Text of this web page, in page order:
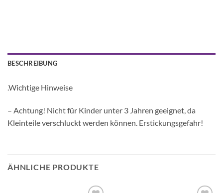
BESCHREIBUNG
.Wichtige Hinweise
– Achtung! Nicht für Kinder unter 3 Jahren geeignet, da
Kleinteile verschluckt werden können. Erstickungsgefahr!
ÄHNLICHE PRODUKTE